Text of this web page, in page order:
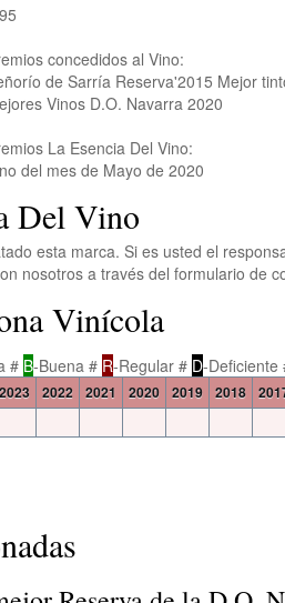
concedidos al Vino:
de Sarría Reserva'2015 Mejor
Vinos D.O. Navarra 2020
La Esencia Del Vino:
del mes de Mayo de 2020
Del Vino
esta marca. Si es usted el
nosotros a través del formulario de
Vinícola
# B-Buena # R-Regular # D-Deficiente
2023 2022 2021 2020 2019 2018